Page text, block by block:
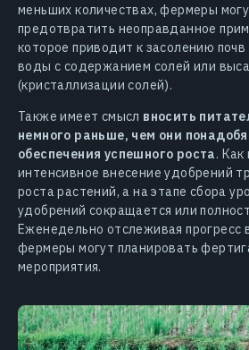
меньших количествах, фермеры
предотвратить неоправданное
которое приводит к засолению почв
воды с содержанием солей или
(кристаллизации солей).
Также имеет смысл вносить
немного раньше, чем они
обеспечения успешного роста. Как
интенсивное внесение удобрений
роста растений, а на этапе сбора
удобрений сокращается или
Еженедельно отслеживая прогресс
фермеры могут планировать
мероприятия.